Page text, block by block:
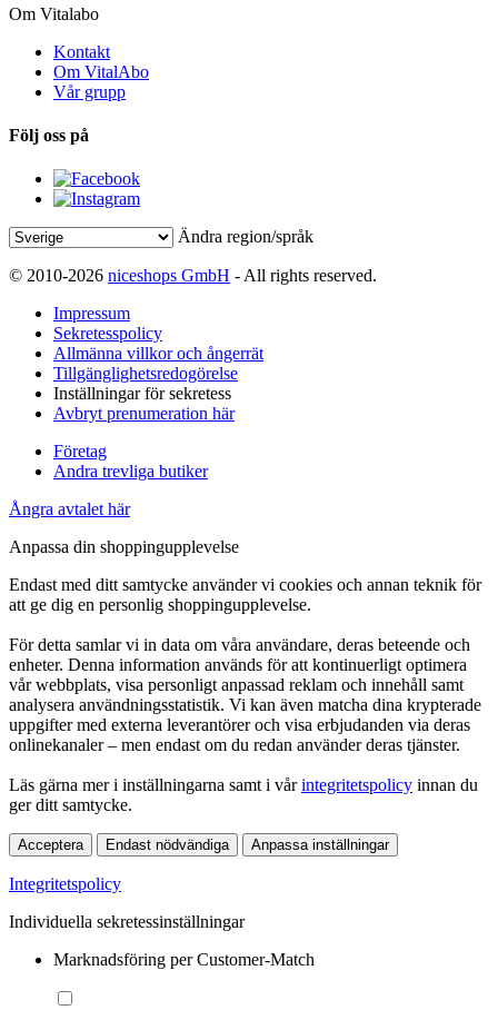
Om Vitalabo
Kontakt
Om VitalAbo
Vår grupp
Följ oss på
Ändra region/språk
© 2010-2026 niceshops GmbH - All rights reserved.
Impressum
Sekretesspolicy
Allmänna villkor och ångerrät
Tillgänglighetsredogörelse
Inställningar för sekretess
Avbryt prenumeration här
Företag
Andra trevliga butiker
Ångra avtalet här
Anpassa din shoppingupplevelse
Endast med ditt samtycke använder vi cookies och annan teknik för
att ge dig en personlig shoppingupplevelse.
För detta samlar vi in data om våra användare, deras beteende och
enheter. Denna information används för att kontinuerligt optimera
vår webbplats, visa personligt anpassad reklam och innehåll samt
analysera användningsstatistik. Vi kan även matcha dina krypterade
uppgifter med externa leverantörer och visa erbjudanden via deras
onlinekanaler – men endast om du redan använder deras tjänster.
Läs gärna mer i inställningarna samt i vårintegritetspolicy innan du
ger ditt samtycke.
Acceptera Endast nödvändiga Anpassa inställningar
Integritetspolicy
Individuella sekretessinställningar
Marknadsföring per Customer-Match